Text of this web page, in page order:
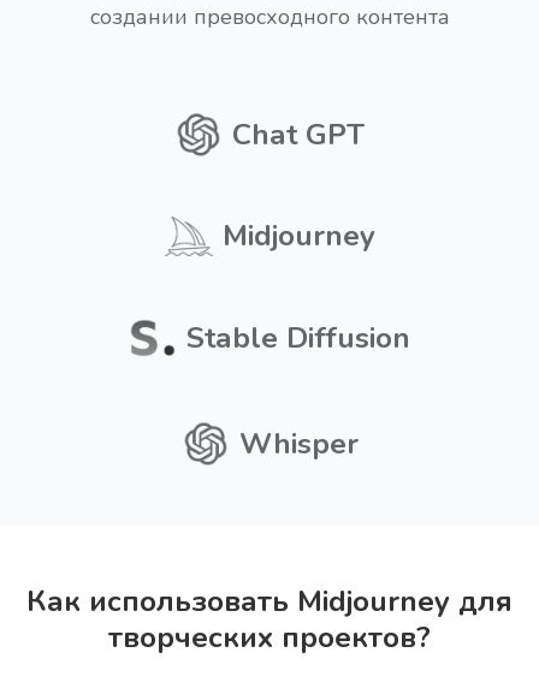
создании превосходного контента
Chat GPT
Midjourney
Stable Diffusion
Whisper
Как использовать Midjourney для
творческих проектов?